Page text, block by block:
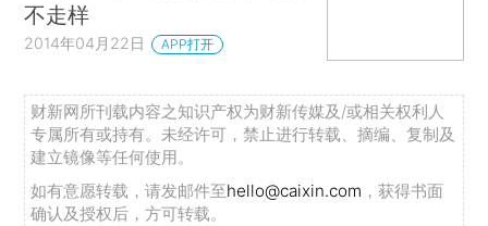
不走样
2014年04月22日 APP打开
财新网所刊载内容之知识产权为财新传媒及/或相关权利人
专属所有或持有。未经许可，禁止进行转载、摘编、复制及
建立镜像等任何使用。
如有意愿转载，请发邮件至hello@caixin.com ，获得书面
确认及授权后，方可转载。